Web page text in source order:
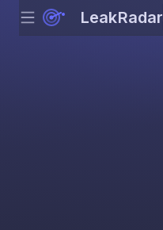
Menu LeakRadar